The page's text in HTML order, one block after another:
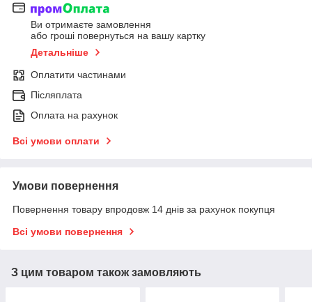
Ви отримаєте замовлення
або гроші повернуться на вашу картку
Детальніше
Оплатити частинами
Післяплата
Оплата на рахунок
Всі умови оплати
Умови повернення
Повернення товару впродовж 14 днів за рахунок покупця
Всі умови повернення
З цим товаром також замовляють